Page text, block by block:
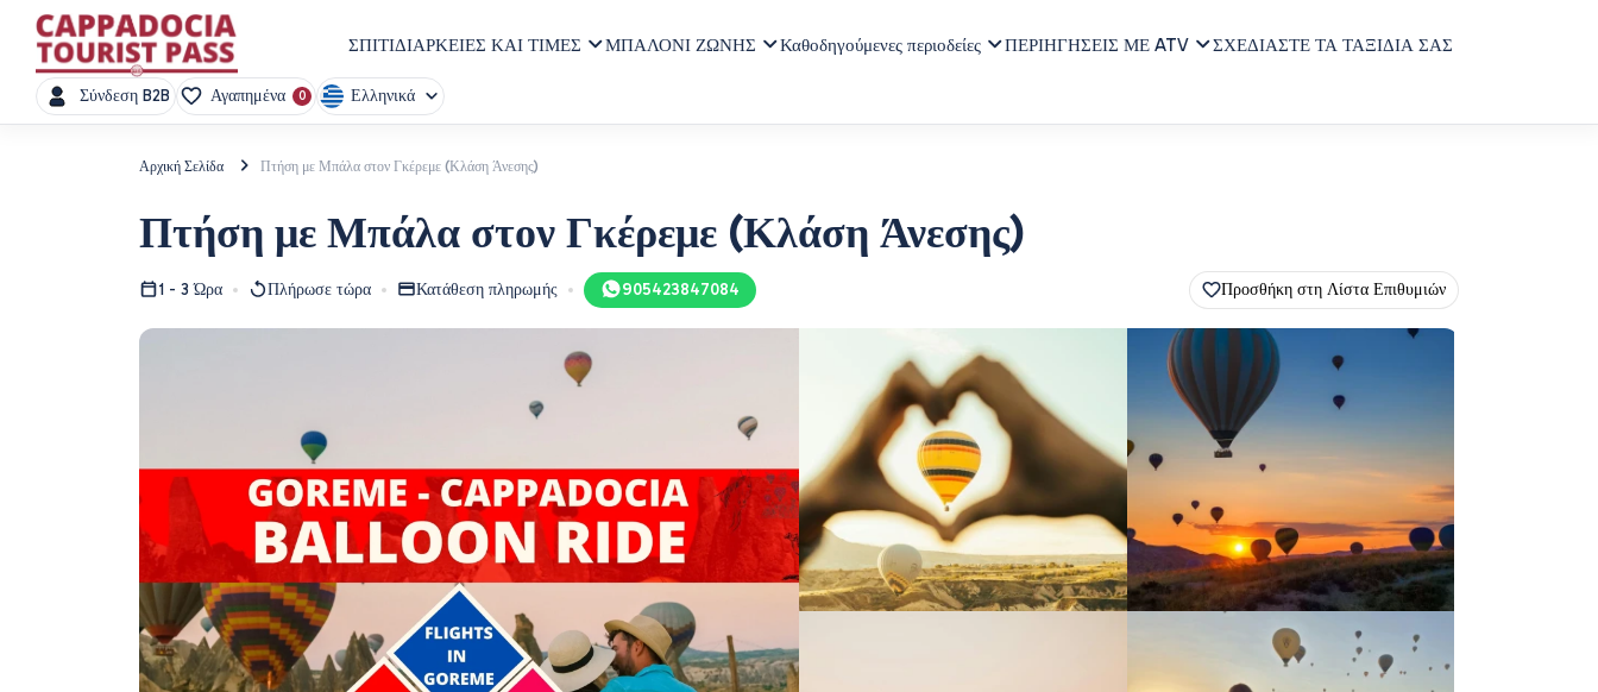
ΣΠΙΤΙΔΙΑΡΚΕΙΕΣ ΚΑΙ ΤΙΜΕΣ ΜΠΑΛΟΝΙ ΖΩΝΗΣ Καθοδηγούμενες περιοδείες ΠΕΡΙΗΓΗΣΕΙΣ ΜΕ ATV ΣΧΕΔΙΑΣΤΕ ΤΑ ΤΑΞΙΔΙΑ ΣΑΣ
Σύνδεση B2B Αγαπημένα 0 Ελληνικά
Αρχική Σελίδα Πτήση με Μπάλα στον Γκέρεμε (Κλάση Άνεσης)
Πτήση με Μπάλα στον Γκέρεμε (Κλάση Άνεσης)
1 - 3 Ώρα Πλήρωσε τώρα Κατάθεση πληρωμής 905423847084 Προσθήκη στη Λίστα Επιθυμιών